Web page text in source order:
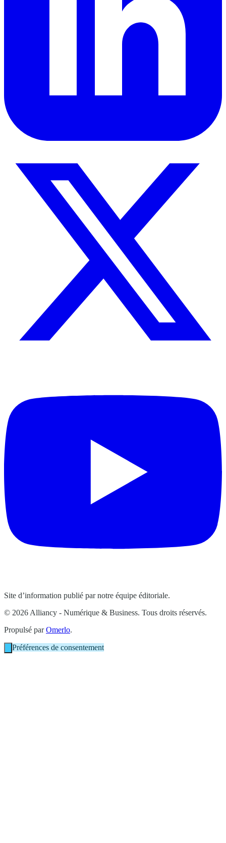
Site d’information publié par notre équipe éditoriale.
© 2026 Alliancy - Numérique & Business. Tous droits réservés.
Propulsé parOmerlo.
Préférences de consentement